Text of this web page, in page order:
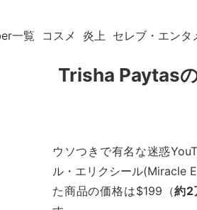
一覧 コスメ 炎上 セレブ・エンタ
Trisha Paytas
ウソつきで有名な迷惑
ル・エリクシール(Miracle
た商品の価格は$199（約2